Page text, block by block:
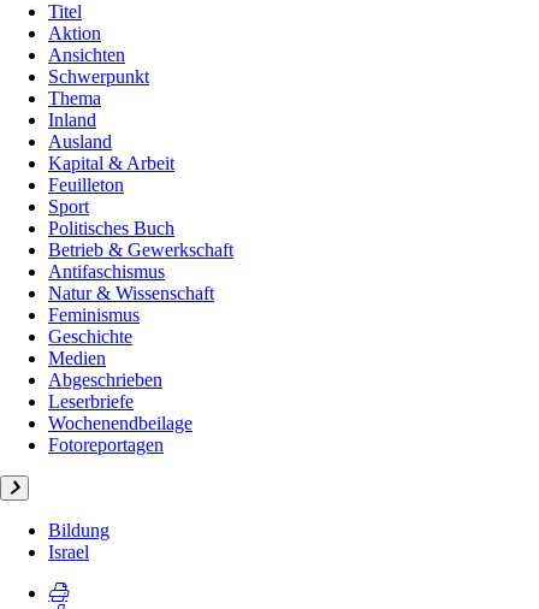
Titel
Aktion
Ansichten
Schwerpunkt
Thema
Inland
Ausland
Kapital & Arbeit
Feuilleton
Sport
Politisches Buch
Betrieb & Gewerkschaft
Antifaschismus
Natur & Wissenschaft
Feminismus
Geschichte
Medien
Abgeschrieben
Leserbriefe
Wochenendbeilage
Fotoreportagen
Bildung
Israel